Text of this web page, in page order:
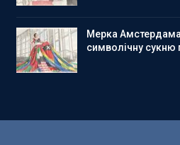
Мерка
символічну сукню